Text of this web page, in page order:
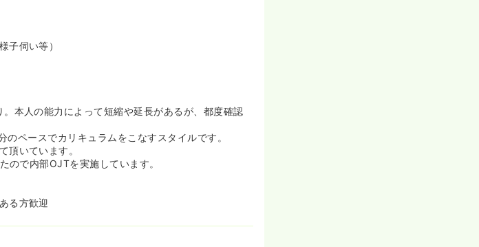
子伺い等）
本人の能力によって短縮や延長があるが、都度確認
ペースでカリキュラムをこなすスタイルです。
頂いています。
ので内部OJTを実施しています。
る方歓迎